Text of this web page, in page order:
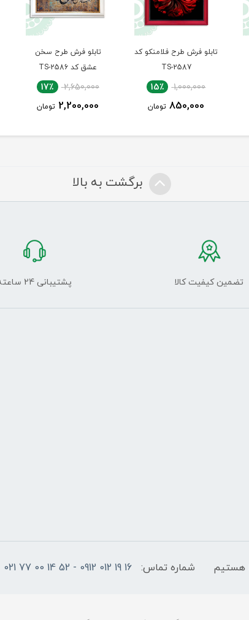
تابلو فرش طرح فلامنکو کد
TS-2587
1,000,000 15٪
850,000 تومان
تابلو فرش طرح سخن
عشق کد TS-2586
2,650,000 17٪
2,200,000 تومان
برگشت به بالا
تضمین کیفیت کالا پشتیبانی 24 ساعته
شماره تماس: 16 19 012 0912 - 52 14 00 77 021